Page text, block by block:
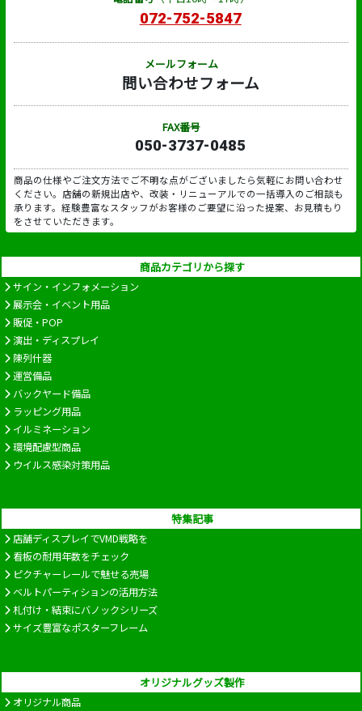
072-752-5847
メールフォーム
問い合わせフォーム
FAX番号
050-3737-0485
商品の仕様やご注文方法でご不明な点がございましたら気軽にお問い合わせ
ください。店舗の新規出店や、改装・リニューアルでの一括導入のご相談も
承ります。経験豊富なスタッフがお客様のご要望に沿った提案、お見積もり
をさせていただきます。
商品カテゴリから探す
サイン・インフォメーション
展示会・イベント用品
販促・POP
演出・ディスプレイ
陳列什器
運営備品
バックヤード備品
ラッピング用品
イルミネーション
環境配慮型商品
ウイルス感染対策用品
特集記事
店舗ディスプレイでVMD戦略を
看板の耐用年数をチェック
ピクチャーレールで魅せる売場
ベルトパーティションの活用方法
札付け・結束にバノックシリーズ
サイズ豊富なポスターフレーム
オリジナルグッズ製作
オリジナル商品